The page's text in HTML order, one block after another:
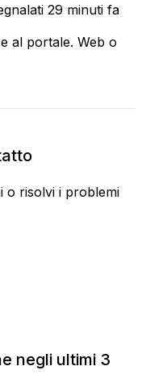
29 minuti fa
al portale. Web o
o risolvi i problemi
negli ultimi 3